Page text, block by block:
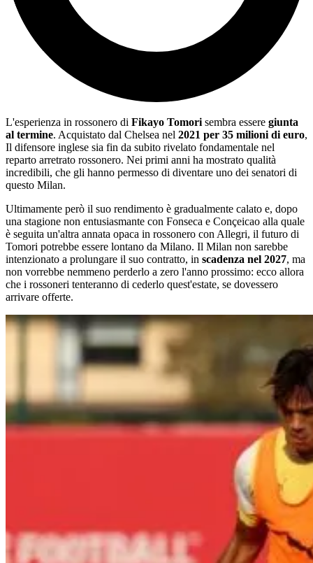
L'esperienza in rossonero di Fikayo Tomori sembra essere giunta
al termine. Acquistato dal Chelsea nel 2021 per 35 milioni di euro,
Il difensore inglese sia fin da subito rivelato fondamentale nel
reparto arretrato rossonero. Nei primi anni ha mostrato qualità
incredibili, che gli hanno permesso di diventare uno dei senatori di
questo Milan.
Ultimamente però il suo rendimento è gradualmente calato e, dopo
una stagione non entusiasmante con Fonseca e Conçeicao alla quale
è seguita un'altra annata opaca in rossonero con Allegri, il futuro di
Tomori potrebbe essere lontano da Milano. Il Milan non sarebbe
intenzionato a prolungare il suo contratto, in scadenza nel 2027, ma
non vorrebbe nemmeno perderlo a zero l'anno prossimo: ecco allora
che i rossoneri tenteranno di cederlo quest'estate, se dovessero
arrivare offerte.